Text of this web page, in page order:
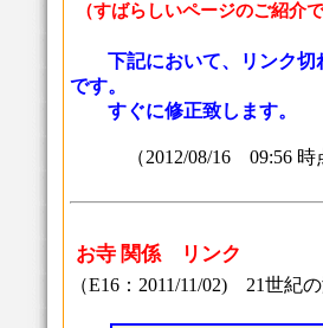
（すばらしいページのご紹介で
下記において、リンク
です。
すぐに修正致します。
（2012/08/16 09:56
お寺 関係 リンク
（E16：2011/11/02) 21世紀